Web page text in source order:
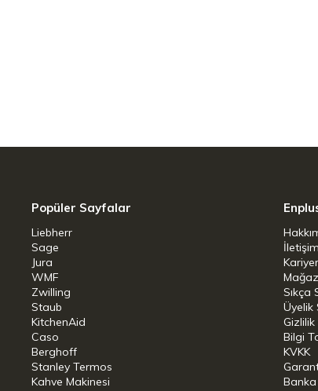
Popüler Sayfalar
Liebherr
Sage
Jura
WMF
Zwilling
Staub
KitchenAid
Caso
Berghoff
Stanley Termos
Kahve Makinesi
İletişim
Kariyer
Sıkça
Üyelik
Gizlilik
Bilgi
KVKK